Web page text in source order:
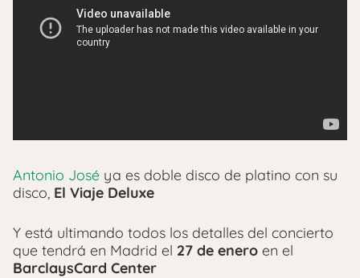
Antonio José ya es doble disco de platino con su
disco, El Viaje Deluxe
Y está ultimando todos los detalles del concierto
que tendrá en Madrid el 27 de enero en el
BarclaysCard Center